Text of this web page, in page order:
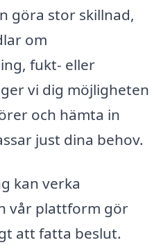
göra stor skillnad,
om
fukt- eller
vi dig möjligheten
och hämta in
just dina behov.
kan verka
vår plattform gör
att fatta beslut.